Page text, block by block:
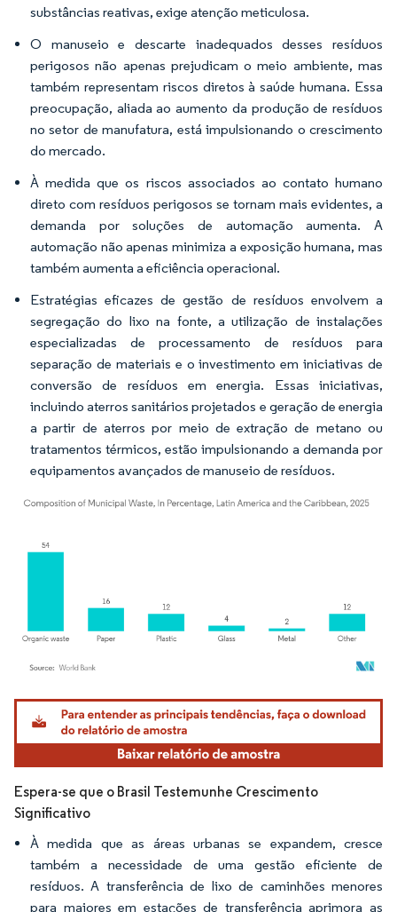
substâncias reativas, exige atenção meticulosa.
O manuseio e descarte inadequados desses resíduos
perigosos não apenas prejudicam o meio ambiente, mas
também representam riscos diretos à saúde humana. Essa
preocupação, aliada ao aumento da produção de resíduos
no setor de manufatura, está impulsionando o crescimento
do mercado.
À medida que os riscos associados ao contato humano
direto com resíduos perigosos se tornam mais evidentes, a
demanda por soluções de automação aumenta. A
automação não apenas minimiza a exposição humana, mas
também aumenta a eficiência operacional.
Estratégias eficazes de gestão de resíduos envolvem a
segregação do lixo na fonte, a utilização de instalações
especializadas de processamento de resíduos para
separação de materiais e o investimento em iniciativas de
conversão de resíduos em energia. Essas iniciativas,
incluindo aterros sanitários projetados e geração de energia
a partir de aterros por meio de extração de metano ou
tratamentos térmicos, estão impulsionando a demanda por
equipamentos avançados de manuseio de resíduos.
Imagem © Mordor Intelligence. O reuso requer atribuição conforme CC BY 4.0.
Espera-se que o Brasil Testemunhe Crescimento
Significativo
À medida que as áreas urbanas se expandem, cresce
também a necessidade de uma gestão eficiente de
resíduos. A transferência de lixo de caminhões menores
para maiores em estações de transferência aprimora as